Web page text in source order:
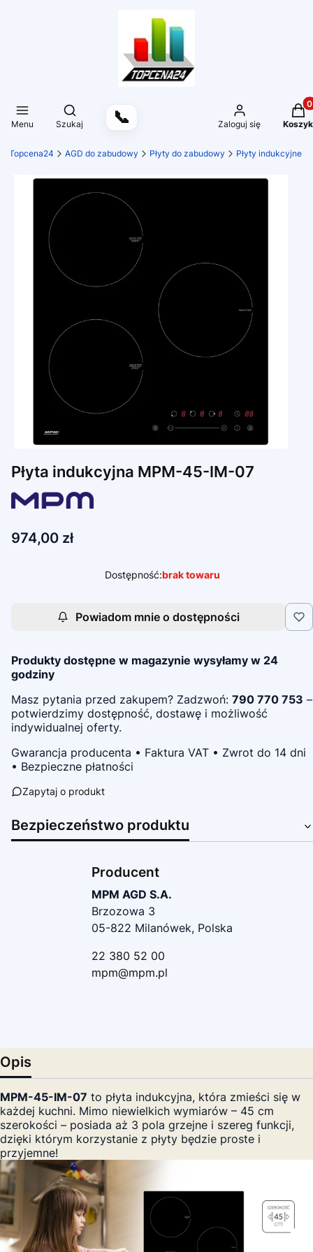
Menu
Otwórz wyszukiwarkę
Szukaj 📞 Zaloguj się Koszyk
Topcena24 AGD do zabudowy Płyty do zabudowy Płyty indukcyjne
Płyta indukcyjna MPM-45-IM-07
Cena
974,00 zł
Dostępność:brak towaru
Powiadom mnie o dostępności
Produkty dostępne w magazynie wysyłamy w 24
godziny
Masz pytania przed zakupem? Zadzwoń: 790 770 753 –
potwierdzimy dostępność, dostawę i możliwość
indywidualnej oferty.
Gwarancja producenta • Faktura VAT • Zwrot do 14 dni
• Bezpieczne płatności
Zapytaj o produkt
Bezpieczeństwo produktu
Producent
MPM AGD S.A.
Brzozowa 3
05-822 Milanówek, Polska
22 380 52 00
mpm@mpm.pl
Opis
MPM-45-IM-07 to płyta indukcyjna, która zmieści się w
każdej kuchni. Mimo niewielkich wymiarów – 45 cm
szerokości – posiada aż 3 pola grzejne i szereg funkcji,
dzięki którym korzystanie z płyty będzie proste i
przyjemne!